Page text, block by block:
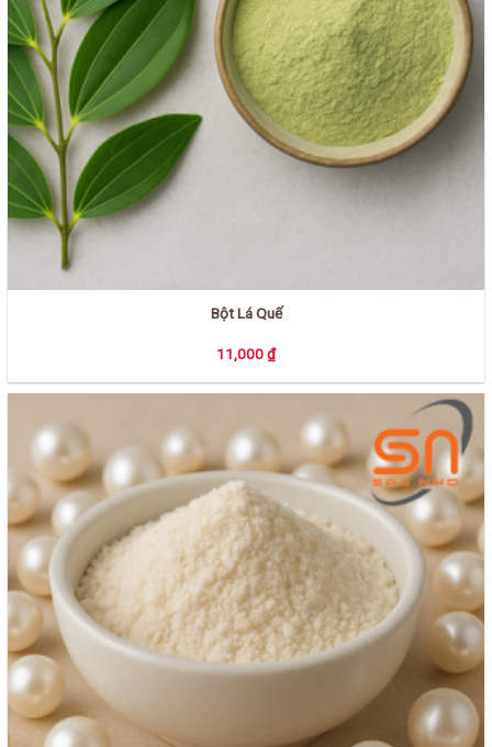
Bột Lá Quế
11,000₫